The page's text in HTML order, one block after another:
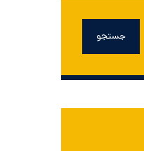
جستجو